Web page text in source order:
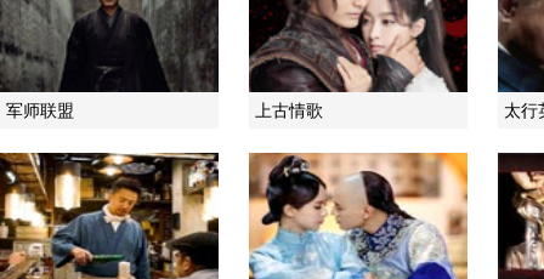
军师联盟 上古情歌 太行